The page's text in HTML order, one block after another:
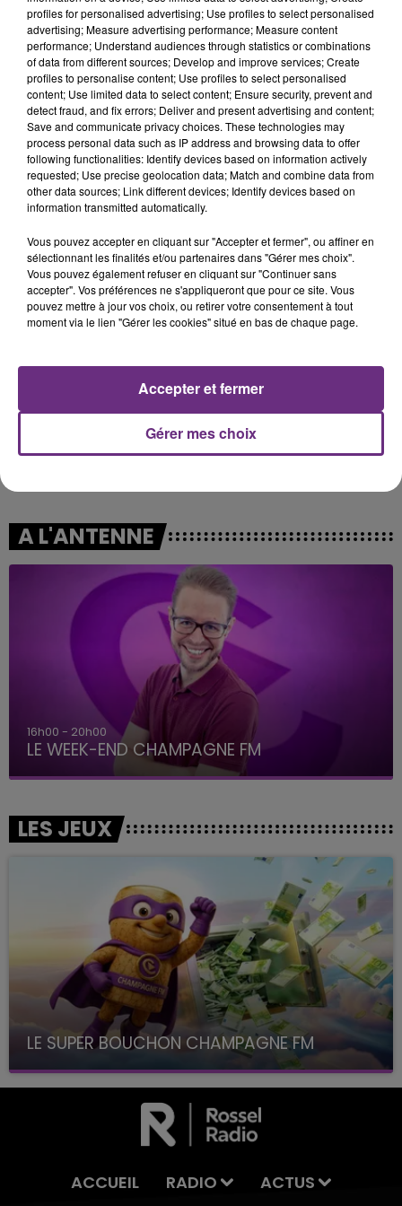
14h33
14h33
Comme Des Enfants
14h30
14h30
Stupid Song
14h25
14h25
INDOCHINE
14h23
14h23
TAYLOR SWIFT
A L'ANTENNE
16h00 - 20h00
LE WEEK-END CHAMPAGNE FM
LES JEUX
LE SUPER BOUCHON CHAMPAGNE FM
avec La Famille Champagne FM, à 8H10
ACCUEIL RADIO ACTUS
profiles for personalised advertising; Use profiles to select personalised
advertising; Measure advertising performance; Measure content
performance; Understand audiences through statistics or combinations
of data from different sources; Develop and improve services; Create
profiles to personalise content; Use profiles to select personalised
content; Use limited data to select content; Ensure security, prevent and
detect fraud, and fix errors; Deliver and present advertising and content;
Save and communicate privacy choices. These technologies may
process personal data such as IP address and browsing data to offer
following functionalities: Identify devices based on information actively
requested; Use precise geolocation data; Match and combine data from
other data sources; Link different devices; Identify devices based on
information transmitted automatically.
Vous pouvez accepter en cliquant sur "Accepter et fermer", ou affiner en
sélectionnant les finalités et/ou partenaires dans "Gérer mes choix".
Vous pouvez également refuser en cliquant sur "Continuer sans
accepter". Vos préférences ne s'appliqueront que pour ce site. Vous
pouvez mettre à jour vos choix, ou retirer votre consentement à tout
moment via le lien "Gérer les cookies" situé en bas de chaque page.
Gérer mes choix
Accepter et fermer